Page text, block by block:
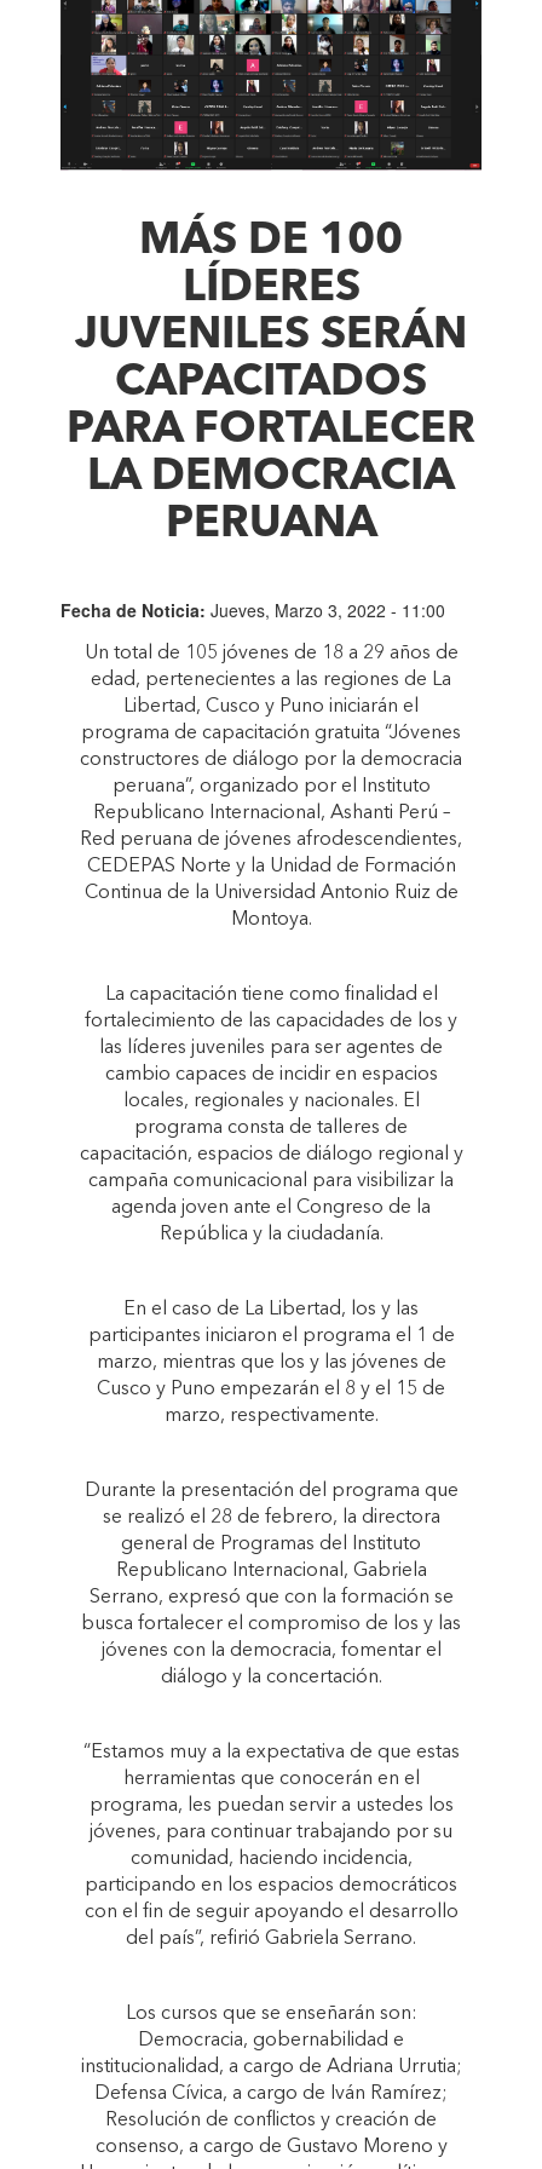
MÁS DE 100
LÍDERES
JUVENILES SERÁN
CAPACITADOS
PARA FORTALECER
LA DEMOCRACIA
PERUANA
Fecha de Noticia: Jueves, Marzo 3, 2022 - 11:00
Un total de 105 jóvenes de 18 a 29 años de
edad, pertenecientes a las regiones de La
Libertad, Cusco y Puno iniciarán el
programa de capacitación gratuita “Jóvenes
constructores de diálogo por la democracia
peruana”, organizado por el Instituto
Republicano Internacional, Ashanti Perú –
Red peruana de jóvenes afrodescendientes,
CEDEPAS Norte y la Unidad de Formación
Continua de la Universidad Antonio Ruiz de
Montoya.
La capacitación tiene como finalidad el
fortalecimiento de las capacidades de los y
las líderes juveniles para ser agentes de
cambio capaces de incidir en espacios
locales, regionales y nacionales. El
programa consta de talleres de
capacitación, espacios de diálogo regional y
campaña comunicacional para visibilizar la
agenda joven ante el Congreso de la
República y la ciudadanía.
En el caso de La Libertad, los y las
participantes iniciaron el programa el 1 de
marzo, mientras que los y las jóvenes de
Cusco y Puno empezarán el 8 y el 15 de
marzo, respectivamente.
Durante la presentación del programa que
se realizó el 28 de febrero, la directora
general de Programas del Instituto
Republicano Internacional, Gabriela
Serrano, expresó que con la formación se
busca fortalecer el compromiso de los y las
jóvenes con la democracia, fomentar el
diálogo y la concertación.
“Estamos muy a la expectativa de que estas
herramientas que conocerán en el
programa, les puedan servir a ustedes los
jóvenes, para continuar trabajando por su
comunidad, haciendo incidencia,
participando en los espacios democráticos
con el fin de seguir apoyando el desarrollo
del país”, refirió Gabriela Serrano.
Los cursos que se enseñarán son:
Democracia, gobernabilidad e
institucionalidad, a cargo de Adriana Urrutia;
Defensa Cívica, a cargo de Iván Ramírez;
Resolución de conflictos y creación de
consenso, a cargo de Gustavo Moreno y